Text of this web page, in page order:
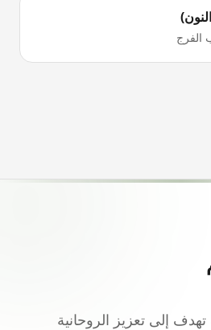
الفرج
إلى تعزيز الروحانية